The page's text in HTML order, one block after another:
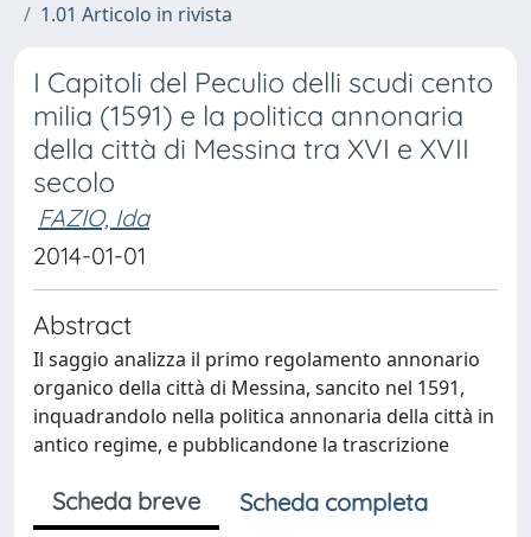
1.01 Articolo in rivista
I Capitoli del Peculio delli scudi cento
milia (1591) e la politica annonaria
della città di Messina tra XVI e XVII
secolo
FAZIO, Ida
2014-01-01
Abstract
Il saggio analizza il primo regolamento annonario
organico della città di Messina, sancito nel 1591,
inquadrandolo nella politica annonaria della città in
antico regime, e pubblicandone la trascrizione
Scheda breve
Scheda completa